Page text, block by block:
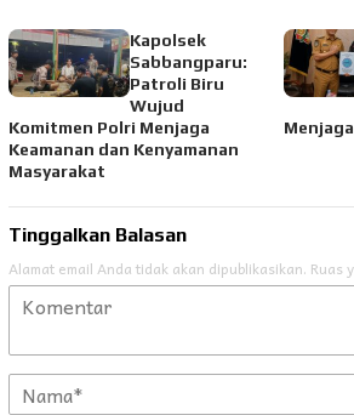
Kapolsek
Sabbangparu:
Patroli Biru
Wujud
Komitmen Polri Menjaga
Keamanan dan Kenyamanan
Masyarakat
Tinggalkan Balasan
Alamat email Anda tidak akan dipublikasikan. Ruas